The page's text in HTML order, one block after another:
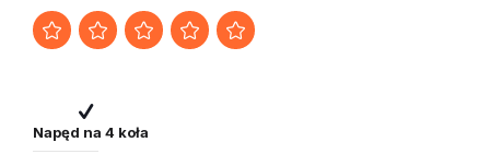
Napęd na 4 koła